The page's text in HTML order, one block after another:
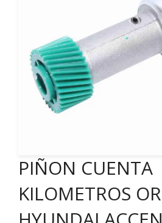
PIÑON CUENTA
KILOMETROS